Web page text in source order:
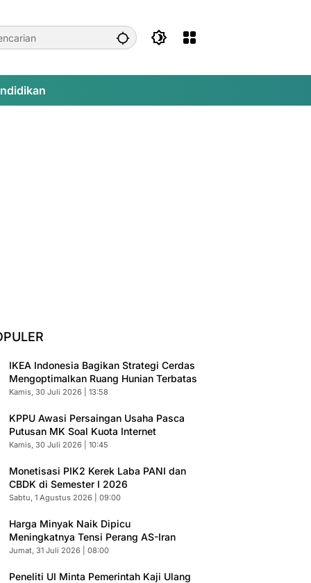
IKEA Indonesia Bagikan Strategi Cerdas
Mengoptimalkan Ruang Hunian Terbatas
Kamis, 30 Juli 2026 | 13:58
KPPU Awasi Persaingan Usaha Pasca
Putusan MK Soal Kuota Internet
Kamis, 30 Juli 2026 | 10:45
Monetisasi PIK2 Kerek Laba PANI dan
CBDK di Semester I 2026
Sabtu, 1 Agustus 2026 | 09:00
Harga Minyak Naik Dipicu
Meningkatnya Tensi Perang AS-Iran
Jumat, 31 Juli 2026 | 08:00
Peneliti UI Minta Pemerintah Kaji Ulang